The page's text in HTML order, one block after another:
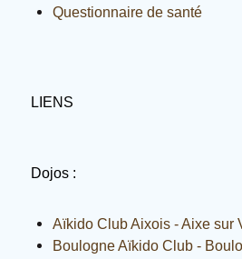
Questionnaire de santé
LIENS
Dojos :
Aïkido Club Aixois - Aixe sur
Boulogne Aïkido Club -